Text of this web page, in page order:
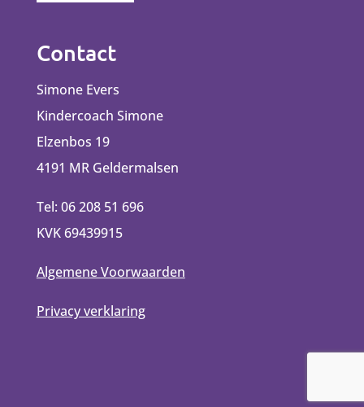
Contact
Simone Evers
Kindercoach Simone
Elzenbos 19
4191 MR Geldermalsen
Tel: 06 208 51 696
KVK 69439915
Algemene Voorwaarden
Privacy verklaring